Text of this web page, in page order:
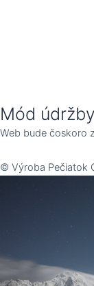
Mód
Web bude čoskoro
© Výroba Pečiatok